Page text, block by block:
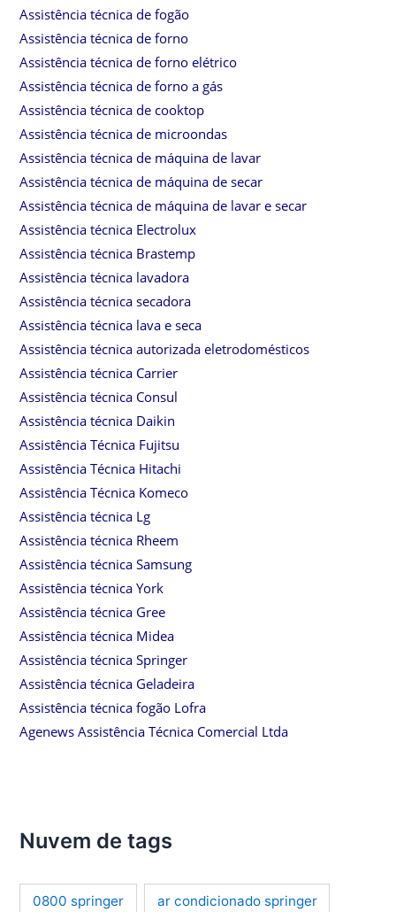
Assistência técnica de fogão
Assistência técnica de forno
Assistência técnica de forno elétrico
Assistência técnica de forno a gás
Assistência técnica de cooktop
Assistência técnica de microondas
Assistência técnica de máquina de lavar
Assistência técnica de máquina de secar
Assistência técnica de máquina de lavar e secar
Assistência técnica Electrolux
Assistência técnica Brastemp
Assistência técnica lavadora
Assistência técnica secadora
Assistência técnica lava e seca
Assistência técnica autorizada eletrodomésticos
Assistência técnica Carrier
Assistência técnica Consul
Assistência técnica Daikin
Assistência Técnica Fujitsu
Assistência Técnica Hitachi
Assistência Técnica Komeco
Assistência técnica Lg
Assistência técnica Rheem
Assistência técnica Samsung
Assistência técnica York
Assistência técnica Gree
Assistência técnica Midea
Assistência técnica Springer
Assistência técnica Geladeira
Assistência técnica fogão Lofra
Agenews Assistência Técnica Comercial Ltda
Nuvem de tags
0800 springer ar condicionado springer